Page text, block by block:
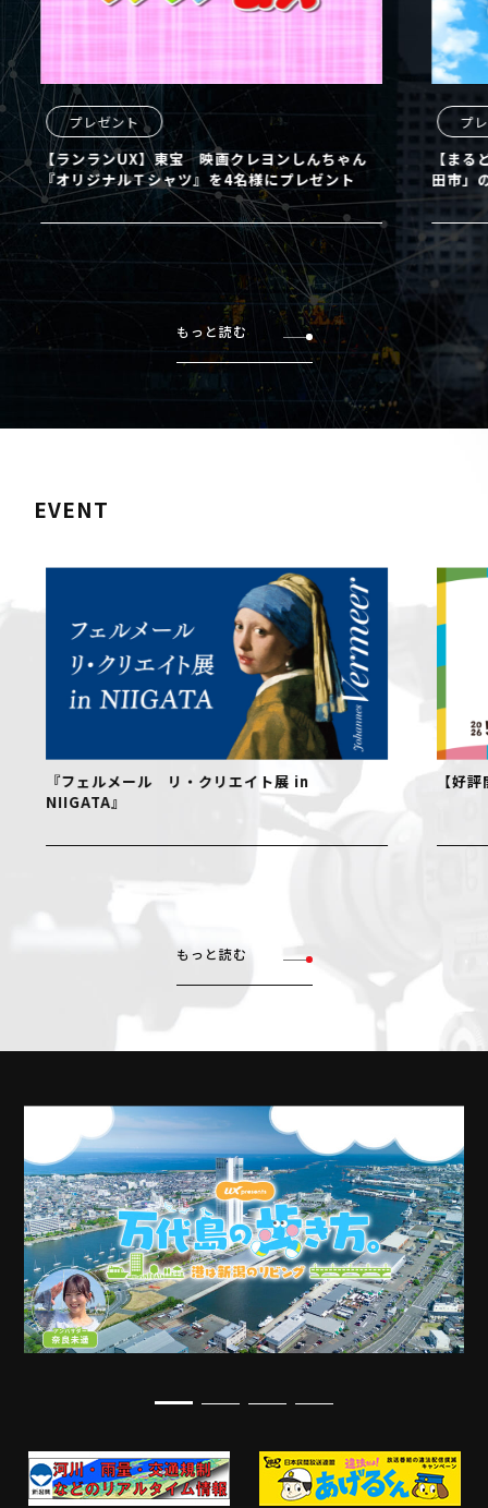
プレゼント
【ランランUX】東宝 映画クレヨンしんちゃん
『オリジナルＴシャツ』を4名様にプレゼント
プ
【まる
田市」
もっと読む
EVENT
『フェルメール リ・クリエイト展 in
NIIGATA』
【好評
もっと読む